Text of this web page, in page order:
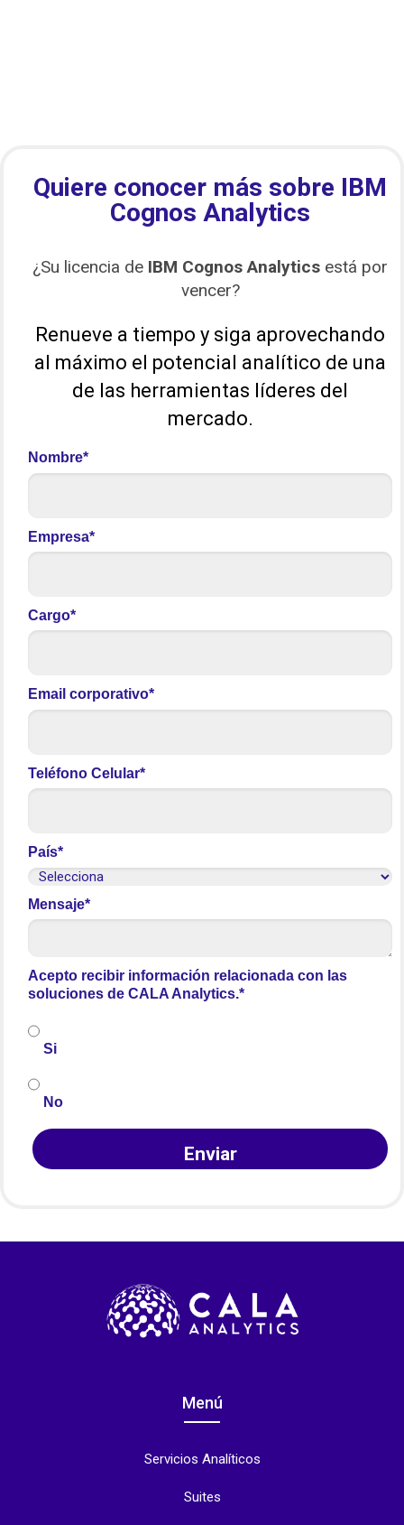
Quiere conocer más sobre IBM
Cognos Analytics
¿Su licencia de IBM Cognos Analytics está por
vencer?
Renueve a tiempo y siga aprovechando
al máximo el potencial analítico de una
de las herramientas líderes del
mercado.
Nombre*
Empresa*
Cargo*
Email corporativo*
Teléfono Celular*
País*
Mensaje*
Acepto recibir información relacionada con las
soluciones de CALA Analytics.*
Si
No
Enviar
Menú
Servicios Analíticos
Suites